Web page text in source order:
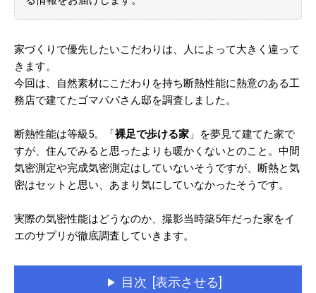
家づくりで優先したいこだわりは、人によって大きく違って
きます。
今回は、自然素材にこだわりを持ち断熱性能に熱意のある工
務店で建てたゴマパパさん邸を調査しました。
断熱性能は等級5。「裸足で歩ける家 」を夢見て建てた家で
すが、住んでみると思ったよりも暖かくないとのこと。中間
気密測定や完成気密測定はしていないそうですが、断熱と気
密はセットと思い、あまり気にしていなかったそうです。
実際の気密性能はどうなのか、撮影当時築5年だった家をイ
エのサプリが徹底調査していきます。
目次 [表示させる]